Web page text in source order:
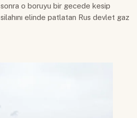
o boruyu bir gecede kesip
elinde patlatan Rus devlet gaz